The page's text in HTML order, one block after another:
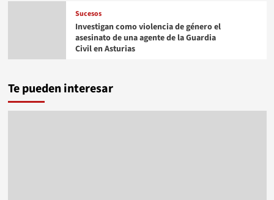
Sucesos
Investigan como violencia de género el
asesinato de una agente de la Guardia
Civil en Asturias
Te pueden interesar